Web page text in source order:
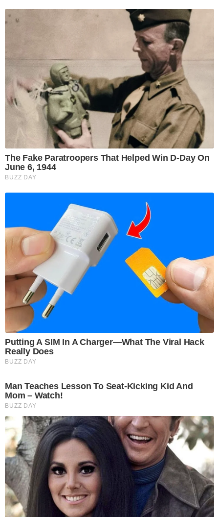
The Fake Paratroopers That Helped Win D-Day On
June 6, 1944
BUZZ DAY
Putting A SIM In A Charger—What The Viral Hack
Really Does
BUZZ DAY
Man Teaches Lesson To Seat-Kicking Kid And
Mom – Watch!
BUZZ DAY